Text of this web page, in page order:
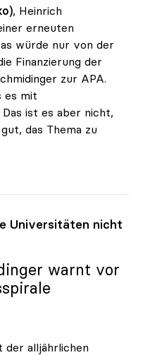
, Heinrich
erneuten
würde nur von der
Finanzierung der
zur APA.
es mit
ist es aber nicht,
das Thema zu
lenkt von
Universitäten nicht
warnt vor
alljährlichen